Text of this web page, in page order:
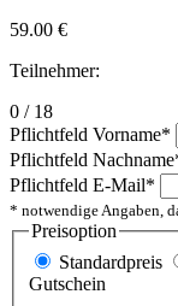
59.00 €
Teilnehmer:
0 / 18
Pflichtfeld Vorname*
Pflichtfeld Nachname
Pflichtfeld E-Mail*
* notwendige Angaben,
Preisoption
Standardpreis
Gutschein